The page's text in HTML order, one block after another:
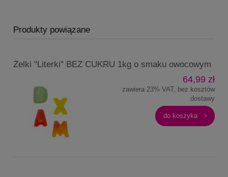
Produkty powiązane
Żelki "Literki" BEZ CUKRU 1kg o smaku owocowym
64,99 zł
zawiera 23% VAT, bez kosztów
dostawy
do koszyka